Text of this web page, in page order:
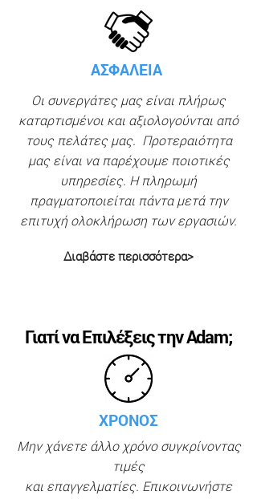
ΑΣΦΑΛΕΙΑ
Οι συνεργάτες μας είναι πλήρως
καταρτισμένοι και αξιολογούνται από
τους πελάτες μας. Προτεραιότητα
μας είναι να παρέχουμε ποιοτικές
υπηρεσίες. Η πληρωμή
πραγματοποιείται πάντα μετά την
επιτυχή ολοκλήρωση των εργασιών.
Διαβάστε περισσότερα>
Γιατί να Επιλέξεις την Adam;
ΧΡΟΝΟΣ
Μην χάνετε άλλο χρόνο συγκρίνοντας
τιμές
και επαγγελματίες. Επικοινωνήστε